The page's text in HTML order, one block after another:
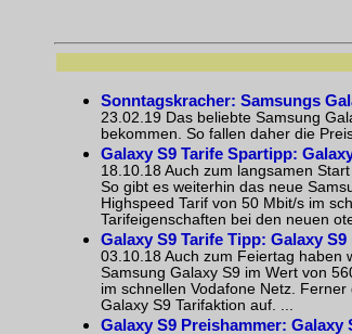
Sonntagskracher: Samsungs
23.02.19 Das beliebte Samsung
bekommen. So fallen daher die
Galaxy S9 Tarife Spartipp:
18.10.18 Auch zum langsamen
So gibt es weiterhin das neue
Highspeed Tarif von 50 Mbit/s im
Tarifeigenschaften bei den neuen
Galaxy S9 Tarife Tipp: Galaxy
03.10.18 Auch zum Feiertag haben
Samsung Galaxy S9 im Wert von
im schnellen Vodafone Netz.
Galaxy S9 Tarifaktion auf. ...
Galaxy S9 Preishammer: